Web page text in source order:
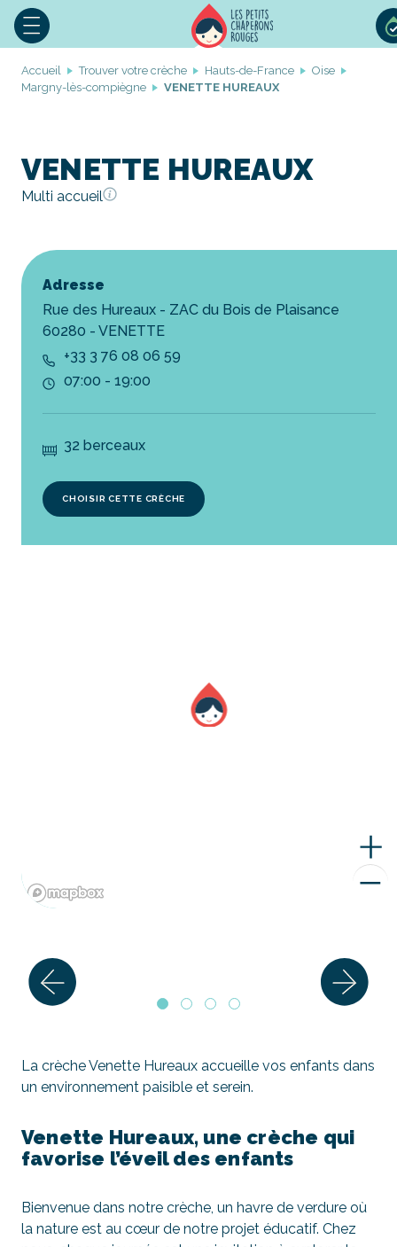
Accueil Trouver votre crèche Hauts-de-France
Oise
Margny-lès-compiègne
VENETTE HUREAUX
VENETTE HUREAUX
Multi accueil
Adresse
Rue des Hureaux - ZAC du Bois de Plaisance
60280 - VENETTE
+33 3 76 08 06 59
07:00 - 19:00
32 berceaux
CHOISIR CETTE CRÈCHE
La crèche Venette Hureaux accueille vos enfants dans
un environnement paisible et serein.
Venette Hureaux, une crèche qui
favorise l’éveil des enfants
Bienvenue dans notre crèche, un havre de verdure où
la nature est au cœur de notre projet éducatif. Chez